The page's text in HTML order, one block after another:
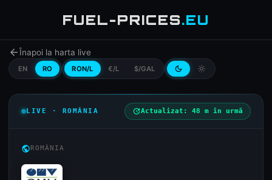
FUEL-PRICES.EU
arrow_backÎnapoi la harta live
EN RO RON/L €/L $/GAL dark_mode light_mode
LIVE · ROMÂNIA updateActualizat: 48 m în urmă
publicROMÂNIA